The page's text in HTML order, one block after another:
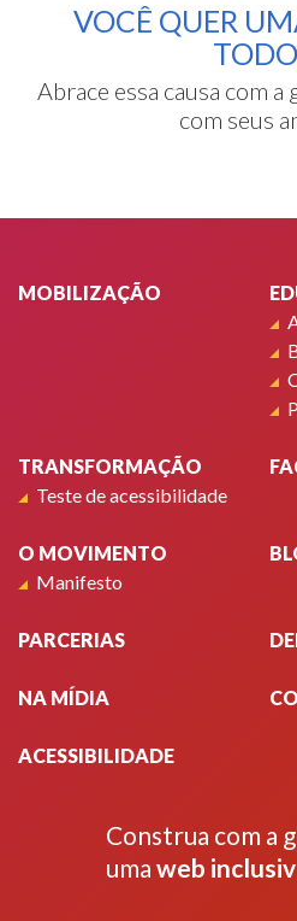
VOCÊ QUER
Abrace essa causa com a
com seus
MOBILIZAÇÃO
TRANSFORMAÇÃO
Teste de acessibilidade
O MOVIMENTO
Manifesto
PARCERIAS
NA MÍDIA
ACESSIBILIDADE
Construa com a
uma web